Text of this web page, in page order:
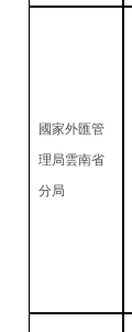
國家外匯管
理局雲南省
分局